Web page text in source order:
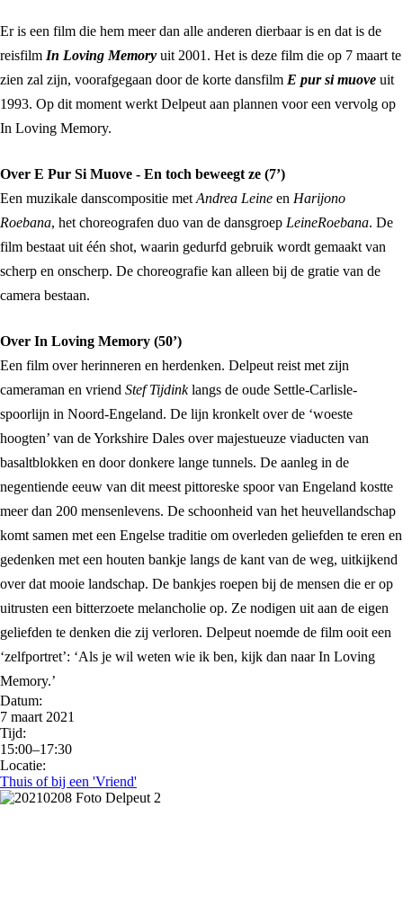
Er is een film die hem meer dan alle anderen dierbaar is en dat is de
reisfilm In Loving Memory uit 2001. Het is deze film die op 7 maart te
zien zal zijn, voorafgegaan door de korte dansfilm E pur si muove uit
1993. Op dit moment werkt Delpeut aan plannen voor een vervolg op
In Loving Memory.
Over E Pur Si Muove - En toch beweegt ze (7’)
Een muzikale danscompositie met Andrea Leine en Harijono
Roebana, het choreografen duo van de dansgroep LeineRoebana. De
film bestaat uit één shot, waarin gedurfd gebruik wordt gemaakt van
scherp en onscherp. De choreografie kan alleen bij de gratie van de
camera bestaan.
Over In Loving Memory (50’)
Een film over herinneren en herdenken. Delpeut reist met zijn
cameraman en vriend Stef Tijdinklangs de oude Settle-Carlisle-
spoorlijn in Noord-Engeland. De lijn kronkelt over de ‘woeste
hoogten’ van de Yorkshire Dales over majestueuze viaducten van
basaltblokken en door donkere lange tunnels. De aanleg in de
negentiende eeuw van dit meest pittoreske spoor van Engeland kostte
meer dan 200 mensenlevens. De schoonheid van het heuvellandschap
komt samen met een Engelse traditie om overleden geliefden te eren en
gedenken met een houten bankje langs de kant van de weg, uitkijkend
over dat mooie landschap. De bankjes roepen bij de mensen die er op
uitrusten een bitterzoete melancholie op. Ze nodigen uit aan de eigen
geliefden te denken die zij verloren. Delpeut noemde de film ooit een
‘zelfportret’: ‘Als je wil weten wie ik ben, kijk dan naar In Loving
Memory.’
Datum:
7 maart 2021
Tijd:
15:00–17:30
Locatie:
Thuis of bij een 'Vriend'